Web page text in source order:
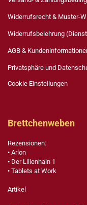
Widerrufsrecht & Muster-
Widerrufsbelehrung
AGB &
Privatsphäre und
Cookie Einstellungen
Brettchenweben
Rezensionen:
• Arlon
• Der Lilienhain 1
• Tablets at Work
Artikel